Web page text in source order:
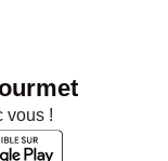
vous !